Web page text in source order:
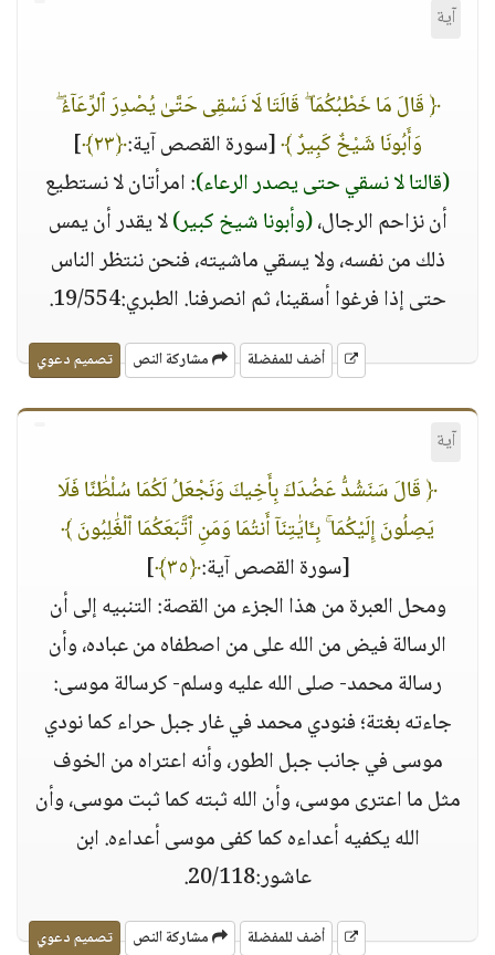
آية
﴿ قَالَ مَا خَطْبُكُمَا ۖ قَالَتَا لَا نَسْقِى حَتَّىٰ يُصْدِرَ ٱلرِّعَآءُ ۖ
وَأَبُونَا شَيْخٌ كَبِيرٌ ﴾[سورة القصص آية:﴿٢٣﴾
]
(قالتا لا نسقي حتى يصدر الرعاء): امرأتان لا نستطيع
أن نزاحم الرجال،(وأبونا شيخ كبير)لا يقدر أن يمس
ذلك من نفسه، ولا يسقي ماشيته، فنحن ننتظر الناس
حتى إذا فرغوا أسقينا، ثم انصرفنا. الطبري:19/554.
أضف للمفضلة مشاركة النص تصميم دعوي
آية
﴿ قَالَ سَنَشُدُّ عَضُدَكَ بِأَخِيكَ وَنَجْعَلُ لَكُمَا سُلْطَٰنًا فَلَا
يَصِلُونَ إِلَيْكُمَا ۚ بِـَٔايَٰتِنَآ أَنتُمَا وَمَنِ ٱتَّبَعَكُمَا ٱلْغَٰلِبُونَ ﴾
[سورة القصص آية:﴿٣٥﴾
]
ومحل العبرة من هذا الجزء من القصة: التنبيه إلى أن
الرسالة فيض من الله على من اصطفاه من عباده، وأن
رسالة محمد- صلى الله عليه وسلم- كرسالة موسى:
جاءته بغتة؛ فنودي محمد في غار جبل حراء كما نودي
موسى في جانب جبل الطور، وأنه اعتراه من الخوف
مثل ما اعترى موسى، وأن الله ثبته كما ثبت موسى، وأن
الله يكفيه أعداءه كما كفى موسى أعداءه. ابن
عاشور:20/118.
أضف للمفضلة مشاركة النص تصميم دعوي